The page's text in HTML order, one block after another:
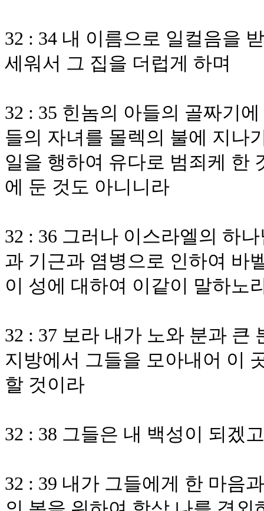
32 : 34 내 이름으로 일컬음을
세워서 그 집을 더럽게 하며
32 : 35 힌놈의 아들의 골짜기
들의 자녀를 몰렉의 불에 지나
일을 행하여 유다로 범죄케 한
에 둔 것도 아니니라
32 : 36 그러나 이스라엘의 하
과 기근과 염병으로 인하여 바
이 성에 대하여 이같이 말하노
32 : 37 보라 내가 노와 분과 큰
지방에서 그들을 모아내어 이
할 것이라
32 : 38 그들은 내 백성이 되겠
32 : 39 내가 그들에게 한 마음